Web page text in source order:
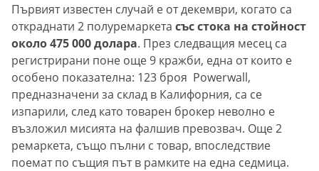
Първият известен случай е от декември, когато са
откраднати 2 полуремаркета със стока на стойност
около 475 000 долара. През следващия месец са
регистрирани поне още 9 кражби, една от които е
особено показателна: 123 броя Powerwall,
предназначени за склад в Калифорния, са се
изпарили, след като товарен брокер неволно е
възложил мисията на фалшив превозвач. Още 2
ремаркета, също пълни с товар, впоследствие
поемат по същия път в рамките на една седмица.